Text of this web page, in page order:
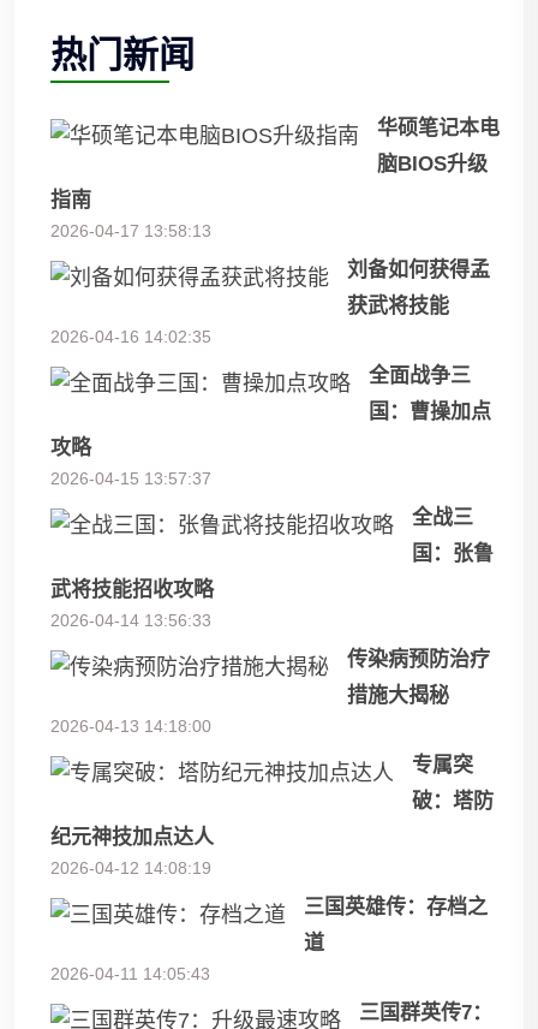
热门新闻
华硕笔记本电
脑BIOS升级
指南
2026-04-17 13:58:13
刘备如何获得孟
获武将技能
2026-04-16 14:02:35
全面战争三
国：曹操加点
攻略
2026-04-15 13:57:37
全战三
国：张鲁
武将技能招收攻略
2026-04-14 13:56:33
传染病预防治疗
措施大揭秘
2026-04-13 14:18:00
专属突
破：塔防
纪元神技加点达人
2026-04-12 14:08:19
三国英雄传：存档之
道
2026-04-11 14:05:43
三国群英传7：